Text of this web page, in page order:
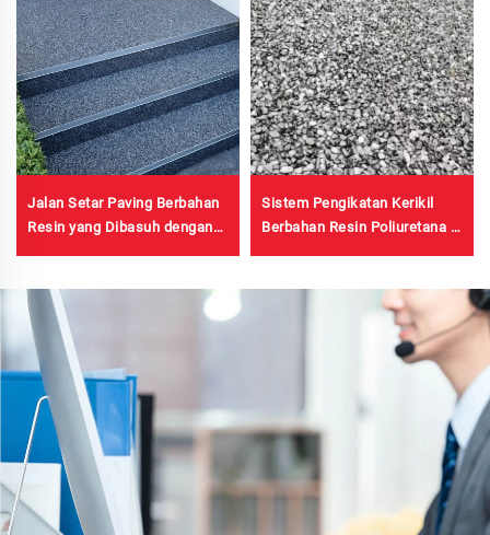
Jalan Setar Paving Berbahan
Resin yang Dibasuh dengan
untuk Komersial &
Perumahan
Sistem Pengikatan Kerikil
Berbahan Resin Poliuretana |